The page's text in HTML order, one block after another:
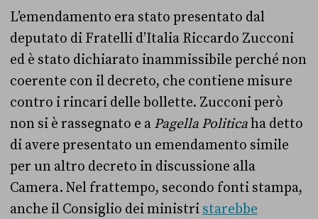
L’emendamento era stato presentato dal
deputato di Fratelli d’Italia Riccardo Zucconi
ed è stato dichiarato inammissibile perché non
coerente con il decreto, che contiene misure
contro i rincari delle bollette. Zucconi però
non si è rassegnato e a Pagella Politicaha detto
di avere presentato un emendamento simile
per un altro decreto in discussione alla
Camera. Nel frattempo, secondo fonti stampa,
anche il Consiglio dei ministri starebbe